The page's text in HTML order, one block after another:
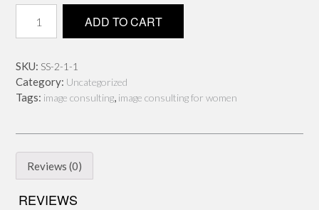
Imagem
ADD TO CART
SKU: SS-2-1-1
Category: Uncategorized
Tags: image consulting, image consulting for women
Reviews (0)
REVIEWS